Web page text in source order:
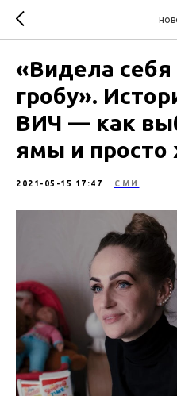
«Видела себя
гробу».
ВИЧ — как
ямы и просто
2021-05-15 17:47 СМИ